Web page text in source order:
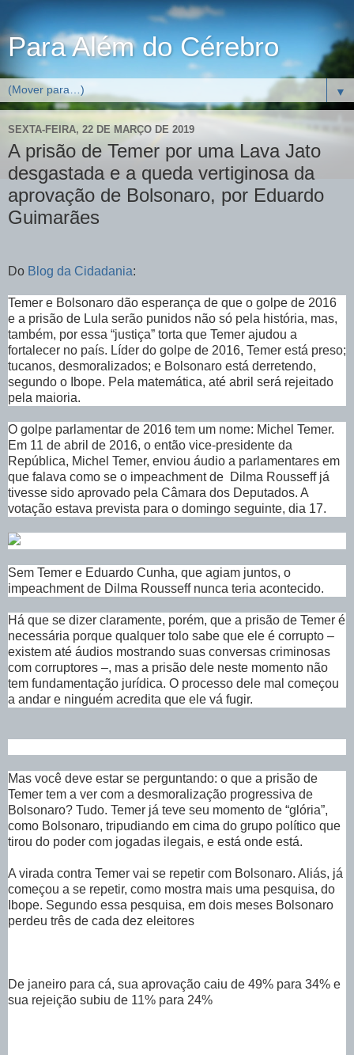
Para Além do Cérebro
▼
SEXTA-FEIRA, 22 DE MARÇO DE 2019
A prisão de Temer por uma Lava Jato
desgastada e a queda vertiginosa da
aprovação de Bolsonaro, por Eduardo
Guimarães
Do Blog da Cidadania:
Temer e Bolsonaro dão esperança de que o golpe de 2016
e a prisão de Lula serão punidos não só pela história, mas,
também, por essa “justiça” torta que Temer ajudou a
fortalecer no país. Líder do golpe de 2016, Temer está preso;
tucanos, desmoralizados; e Bolsonaro está derretendo,
segundo o Ibope. Pela matemática, até abril será rejeitado
pela maioria.
O golpe parlamentar de 2016 tem um nome: Michel Temer.
Em 11 de abril de 2016, o então vice-presidente da
República, Michel Temer, enviou áudio a parlamentares em
que falava como se o impeachment de Dilma Rousseff já
tivesse sido aprovado pela Câmara dos Deputados. A
votação estava prevista para o domingo seguinte, dia 17.
Sem Temer e Eduardo Cunha, que agiam juntos, o
impeachment de Dilma Rousseff nunca teria acontecido.
Há que se dizer claramente, porém, que a prisão de Temer é
necessária porque qualquer tolo sabe que ele é corrupto –
existem até áudios mostrando suas conversas criminosas
com corruptores –, mas a prisão dele neste momento não
tem fundamentação jurídica. O processo dele mal começou
a andar e ninguém acredita que ele vá fugir.
Mas você deve estar se perguntando: o que a prisão de
Temer tem a ver com a desmoralização progressiva de
Bolsonaro? Tudo. Temer já teve seu momento de “glória”,
como Bolsonaro, tripudiando em cima do grupo político que
tirou do poder com jogadas ilegais, e está onde está.
A virada contra Temer vai se repetir com Bolsonaro. Aliás, já
começou a se repetir, como mostra mais uma pesquisa, do
Ibope. Segundo essa pesquisa, em dois meses Bolsonaro
perdeu três de cada dez eleitores
De janeiro para cá, sua aprovação caiu de 49% para 34% e
sua rejeição subiu de 11% para 24%